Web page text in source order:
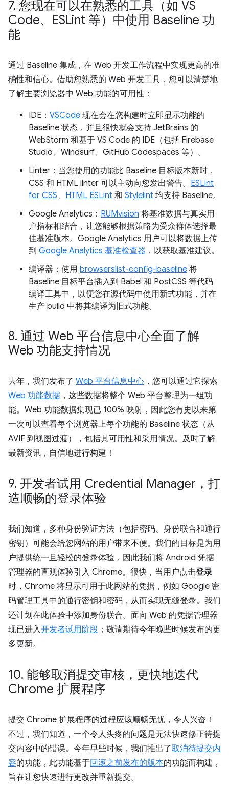
7. 您现在可以在熟悉的工具（如 VS
Code、ESLint 等）中使用 Baseline 功
能
通过 Baseline 集成，在 Web 开发工作流程中实现更高的准
确性和信心。借助您熟悉的 Web 开发工具，您可以清楚地
了解主要浏览器中 Web 功能的可用性：
IDE： VSCode 现在会在您构建时立即显示功能的
Baseline 状态，并且很快就会支持 JetBrains 的
WebStorm 和基于 VS Code 的 IDE（包括 Firebase
Studio、Windsurf、GitHub Codespaces 等）。
Linter：当您使用的功能比 Baseline 目标版本新时，
CSS 和 HTML linter 可以主动向您发出警告。 ESLint
for CSS、 HTML ESLint 和 Stylelint 均支持 Baseline。
Google Analytics： RUMvision 将基准数据与真实用
户指标相结合，让您能够根据策略为受众群体选择最
佳基准版本。Google Analytics 用户可以将数据上传
到 Google Analytics 基准检查器 ，以获取基准建议。
编译器：使用 browserslist-config-baseline 将
Baseline 目标平台插入到 Babel 和 PostCSS 等代码
编译工具中，以便您在源代码中使用新式功能，并在
生产 build 中将其编译为旧式功能。
8. 通过 Web 平台信息中心全面了解
Web 功能支持情况
去年，我们发布了 Web 平台信息中心 ，您可以通过它探索
Web 功能数据 ，这些数据将整个 Web 平台整理为一组功
能。Web 功能数据集现已 100% 映射，因此您有史以来第
一次可以查看每个浏览器上每个功能的 Baseline 状态（从
AVIF 到视图过渡），包括其可用性和采用情况。及时了解
最新资讯，自信地进行构建！
9. 开发者试用 Credential Manager，打
造顺畅的登录体验
我们知道，多种身份验证方法（包括密码、身份联合和通行
密钥）可能会给您网站的用户带来不便。我们的目标是为用
户提供统一且轻松的登录体验，因此我们将 Android 凭据
管理器的直观体验引入 Chrome。很快，当用户点击登录
时，Chrome 将显示可用于此网站的凭据，例如 Google 密
码管理工具中的通行密钥和密码，从而实现无缝登录。我们
还计划在此体验中添加身份联合。面向 Web 的凭据管理器
现已进入开发者试用阶段 ；敬请期待今年晚些时候发布的更
多更新。
10. 能够取消提交审核，更快地迭代
Chrome 扩展程序
提交 Chrome 扩展程序的过程应该顺畅无忧，令人兴奋！
不过，我们知道，一个令人头疼的问题是无法快速修正待提
交内容中的错误。今年早些时候，我们推出了取消待提交内
容的功能，此功能基于回滚之前发布的版本的功能而构建，
旨在让您快速进行更改并重新提交。